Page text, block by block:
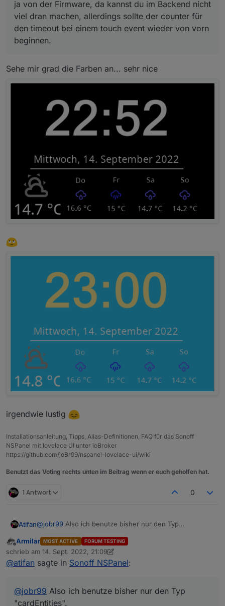
ja von der Firmware, da kannst du im Backend nicht
viel dran machen, allerdings sollte der counter für
den timeout bei einem touch event wieder von vorn
beginnen.
Sehe mir grad die Farben an... sehr nice
irgendwie lustig
Installationsanleitung, Tipps, Alias-Definitionen, FAQ für das Sonoff
NSPanel mit lovelace UI unter ioBroker
https://github.com/joBr99/nspanel-lovelace-ui/wiki
Benutzt das Voting rechts unten im Beitrag wenn er euch geholfen hat.
1 Antwort 0
Atifan@jobr99 Also ich benutze bisher nur den Typ
Aber ich denke nicht, dass das nur bei dem Typ passiert.
Sobald ich das Display aus dem "Standby" erwecke
durch einen Touch, fängt der Timer an zu laufen. Und
nach 20 Sekunden bzw. der eingestellten Timeout wird
man eine Taste drückt bzw. ein Touch ausgelöst wird,
der Timer erneuert würde.
Offline
Armilar MOST ACTIVE FORUM TESTING
schrieb am 14. Sept. 2022, 21:09
zuletzt editiert von Armilar
@atifan sagte in Sonoff NSPanel:
@jobr99 Also ich benutze bisher nur den Typ
"cardEntities".